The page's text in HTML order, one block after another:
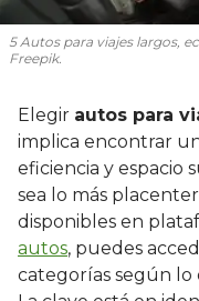
5 Autos para viajes largos,
Freepik.
Elegir autos para
implica encontrar
eficiencia y espacio
sea lo más
disponibles en
autos, puedes
categorías según lo